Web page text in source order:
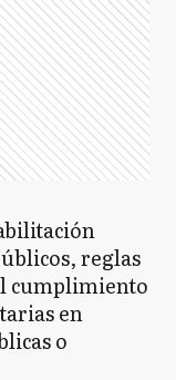
reglas
cumplimiento
en
o